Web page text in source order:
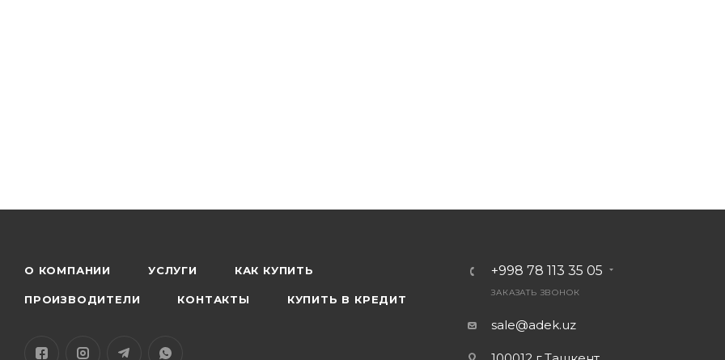
О КОМПАНИИ УСЛУГИ КАК КУПИТЬ
ПРОИЗВОДИТЕЛИ КОНТАКТЫ КУПИТЬ В КРЕДИТ
+998 78 113 35 05
ЗАКАЗАТЬ ЗВОНОК
sale@adek.uz